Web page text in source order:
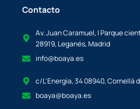
Contacto
Av. Juan Caramuel, I Parque
28919, Leganés, Madrid
info@boaya.es
c/L'Energía, 34 08940, Cornellá
boaya@boaya.es